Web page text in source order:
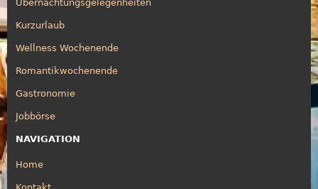
Übernachtungsgelegenheiten
Kurzurlaub
Wellness Wochenende
Romantikwochenende
Gastronomie
Jobbörse
NAVIGATION
Home